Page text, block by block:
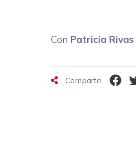
Con Patricia Rivas
Comparte: